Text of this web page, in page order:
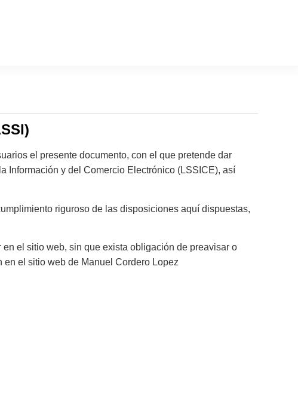
el presente documento, con el que pretende dar
Información y del Comercio Electrónico (LSSICE), así
riguroso de las disposiciones aquí dispuestas,
el sitio web, sin que exista obligación de preavisar o
el sitio web de Manuel Cordero Lopez